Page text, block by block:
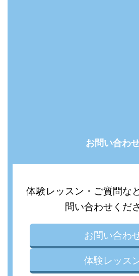
お問い合わ
体験レッスン・ご質問な
問い合わせくだ
お問い合わ
体験レッス